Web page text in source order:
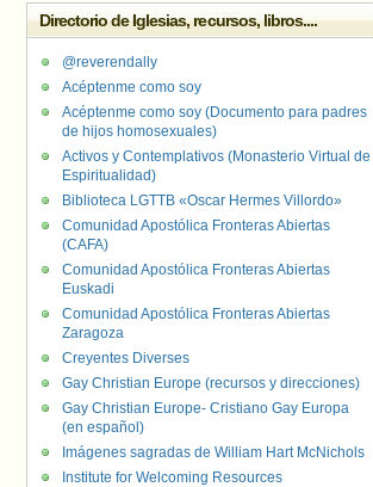
Directorio de Iglesias, recursos, libros....
@reverendally
Acéptenme como soy
Acéptenme como soy (Documento para padres
de hijos homosexuales)
Activos y Contemplativos (Monasterio Virtual de
Espiritualidad)
Biblioteca LGTTB «Oscar Hermes Villordo»
Comunidad Apostólica Fronteras Abiertas
(CAFA)
Comunidad Apostólica Fronteras Abiertas
Euskadi
Comunidad Apostólica Fronteras Abiertas
Zaragoza
Creyentes Diverses
Gay Christian Europe (recursos y direcciones)
Gay Christian Europe- Cristiano Gay Europa
(en español)
Imágenes sagradas de William Hart McNichols
Institute for Welcoming Resources